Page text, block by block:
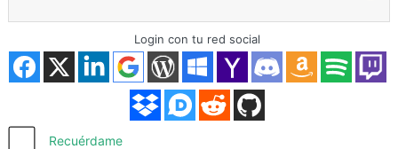
Acceder
Login con tu red social
Recuérdame